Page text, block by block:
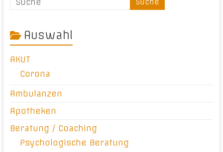
Auswahl
AKUT
Corona
Ambulanzen
Apotheken
Beratung / Coaching
Psychologische Beratung